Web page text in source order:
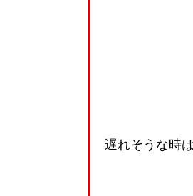
遅れそうな時